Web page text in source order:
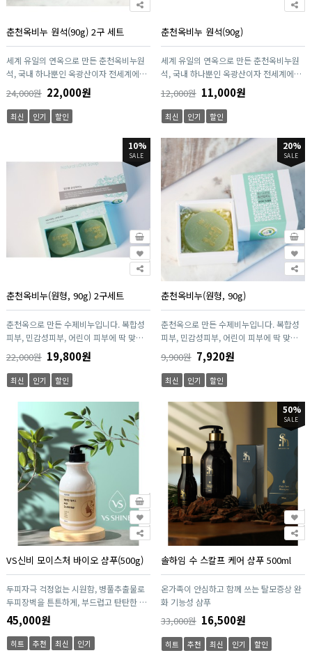
춘천옥비누 원석(90g) 2구 세트
세계 유일의 연옥으로 만든 춘천옥비누원
석, 국내 하나뿐인 옥광산이자 전세계에서
유일한 연옥광산인 춘천연옥을 이용하여
만든 수제 옥비누입니다.
24,000원 22,000원
최신 인기 할인
춘천옥비누 원석(90g)
세계 유일의 연옥으로 만든 춘천옥비누원
석, 국내 하나뿐인 옥광산이자 전세계에서
유일한 연옥광산인 춘천연옥을 이용하여
만든 수제 옥비누입니다.
12,000원 11,000원
최신 인기 할인
10%
SALE
춘천옥비누(원형, 90g) 2구세트
춘천옥으로 만든 수제비누입니다. 복합성
피부, 민감성피부, 어린이 피부에 딱 맞는
좋은 비누입니다.
22,000원 19,800원
최신 인기 할인
20%
SALE
춘천옥비누(원형, 90g)
춘천옥으로 만든 수제비누입니다. 복합성
피부, 민감성피부, 어린이 피부에 딱 맞는
좋은 비누입니다.
9,900원 7,920원
최신 인기 할인
VS신비 모이스처 바이오 샴푸(500g)
두피자극 걱정없는 시원함, 병풀추출물로
두피장벽을 튼튼하게, 부드럽고 탄탄한 모
발을 가꿔 줍니다.
45,000원
히트 추천 최신 인기
50%
SALE
솔하임 수 스칼프 케어 샴푸 500ml
온가족이 안심하고 함께 쓰는 탈모증상 완
화 기능성 샴푸
33,000원 16,500원
히트 추천 최신 인기
할인